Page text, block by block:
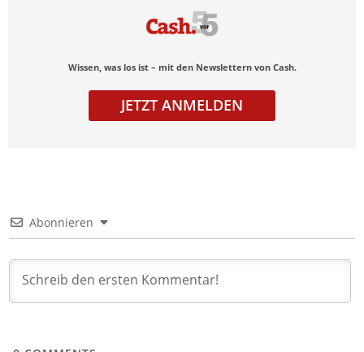
Wissen, was los ist – mit den Newslettern von Cash.
JETZT ANMELDEN
Abonnieren